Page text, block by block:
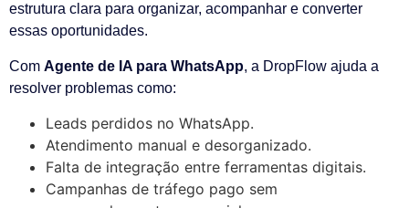
estrutura clara para organizar, acompanhar e converter
essas oportunidades.
Com Agente de IA para WhatsApp, a DropFlow ajuda a
resolver problemas como:
Leads perdidos no WhatsApp.
Atendimento manual e desorganizado.
Falta de integração entre ferramentas digitais.
Campanhas de tráfego pago sem